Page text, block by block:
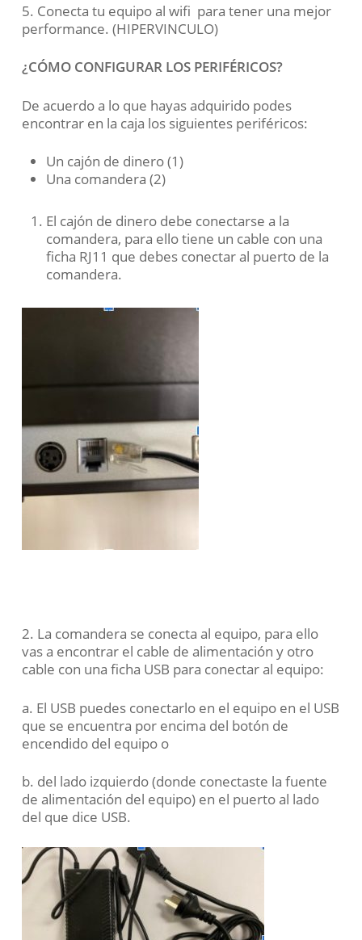
5. Conecta tu equipoal wifi para tener una mejor
performance. (HIPERVINCULO)
¿CÓMO CONFIGURAR LOS PERIFÉRICOS?
De acuerdo a lo que hayas adquirido podes
encontrar en la caja los siguientes periféricos:
Un cajón de dinero (1)
Una comandera (2)
El cajón de dinero debe conectarse a la
comandera, para ello tiene un cable con una
ficha RJ11 que debes conectar al puerto de la
comandera.
2. La comandera se conecta al equipo, para ello
vas a encontrar el cable de alimentación y otro
cable con una ficha USB para conectar al equipo:
a. El USB puedes conectarlo en el equipo en el USB
que se encuentra por encima del botón de
encendido del equipo o
b. del lado izquierdo (donde conectaste la fuente
de alimentación del equipo) en el puerto al lado
del que dice USB.